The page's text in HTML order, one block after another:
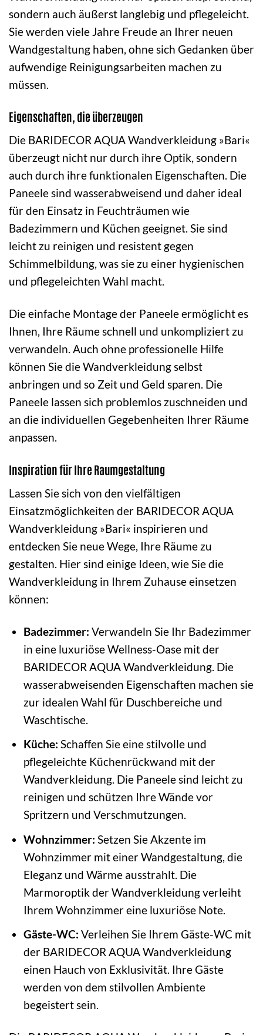
sondern auch äußerst langlebig und pflegeleicht.
Sie werden viele Jahre Freude an Ihrer neuen
Wandgestaltung haben, ohne sich Gedanken über
aufwendige Reinigungsarbeiten machen zu
müssen.
Eigenschaften, die überzeugen
Die BARIDECOR AQUA Wandverkleidung »Bari«
überzeugt nicht nur durch ihre Optik, sondern
auch durch ihre funktionalen Eigenschaften. Die
Paneele sind wasserabweisend und daher ideal
für den Einsatz in Feuchträumen wie
Badezimmern und Küchen geeignet. Sie sind
leicht zu reinigen und resistent gegen
Schimmelbildung, was sie zu einer hygienischen
und pflegeleichten Wahl macht.
Die einfache Montage der Paneele ermöglicht es
Ihnen, Ihre Räume schnell und unkompliziert zu
verwandeln. Auch ohne professionelle Hilfe
können Sie die Wandverkleidung selbst
anbringen und so Zeit und Geld sparen. Die
Paneele lassen sich problemlos zuschneiden und
an die individuellen Gegebenheiten Ihrer Räume
anpassen.
Inspiration für Ihre Raumgestaltung
Lassen Sie sich von den vielfältigen
Einsatzmöglichkeiten der BARIDECOR AQUA
Wandverkleidung »Bari« inspirieren und
entdecken Sie neue Wege, Ihre Räume zu
gestalten. Hier sind einige Ideen, wie Sie die
Wandverkleidung in Ihrem Zuhause einsetzen
können:
Badezimmer: Verwandeln Sie Ihr Badezimmer
in eine luxuriöse Wellness-Oase mit der
BARIDECOR AQUA Wandverkleidung. Die
wasserabweisenden Eigenschaften machen sie
zur idealen Wahl für Duschbereiche und
Waschtische.
Küche: Schaffen Sie eine stilvolle und
pflegeleichte Küchenrückwand mit der
Wandverkleidung. Die Paneele sind leicht zu
reinigen und schützen Ihre Wände vor
Spritzern und Verschmutzungen.
Wohnzimmer: Setzen Sie Akzente im
Wohnzimmer mit einer Wandgestaltung, die
Eleganz und Wärme ausstrahlt. Die
Marmoroptik der Wandverkleidung verleiht
Ihrem Wohnzimmer eine luxuriöse Note.
Gäste-WC: Verleihen Sie Ihrem Gäste-WC mit
der BARIDECOR AQUA Wandverkleidung
einen Hauch von Exklusivität. Ihre Gäste
werden von dem stilvollen Ambiente
begeistert sein.